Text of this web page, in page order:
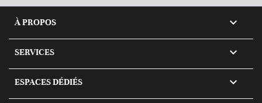
À PROPOS 
SERVICES 
ESPACES DÉDIÉS 